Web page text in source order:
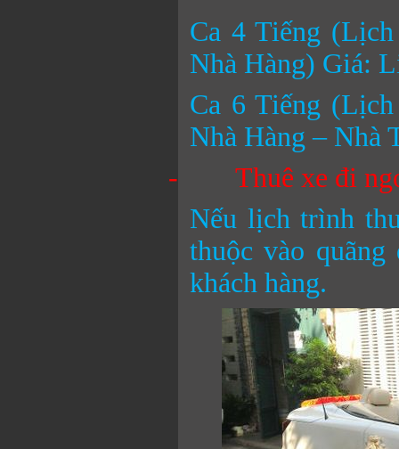
Ca 4 Tiếng
Nhà Hàng) Giá:
Ca 6 Tiếng
Nhà Hàng – Nhà
-
Thuê xe đi
Nếu lịch trình
thuộc vào
khách hàng.